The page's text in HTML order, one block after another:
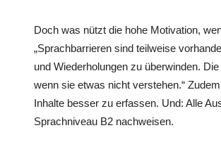
Doch was nützt die hohe Motivation,
„Sprachbarrieren sind teilweise
und Wiederholungen zu überwinden.
wenn sie etwas nicht verstehen.“
Inhalte besser zu erfassen. Und: Alle
Sprachniveau B2 nachweisen.